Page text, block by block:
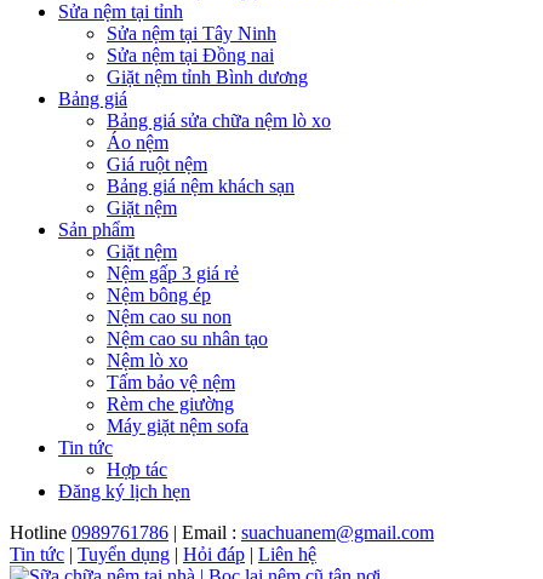
Sửa nệm tại tỉnh
Sửa nệm tại Tây Ninh
Sửa nệm tại Đồng nai
Giặt nệm tỉnh Bình dương
Bảng giá
Bảng giá sửa chữa nệm lò xo
Áo nệm
Giá ruột nệm
Bảng giá nệm khách sạn
Giặt nệm
Sản phẩm
Giặt nệm
Nệm gấp 3 giá rẻ
Nệm bông ép
Nệm cao su non
Nệm cao su nhân tạo
Nệm lò xo
Tấm bảo vệ nệm
Rèm che giường
Máy giặt nệm sofa
Tin tức
Hợp tác
Đăng ký lịch hẹn
Hotline 0989761786 | Email : suachuanem@gmail.com
Tin tức | Tuyển dụng | Hỏi đáp | Liên hệ